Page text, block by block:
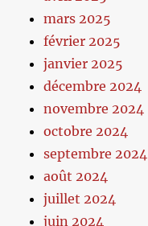
mars 2025
février 2025
janvier 2025
décembre 2024
novembre 2024
octobre 2024
septembre 2024
août 2024
juillet 2024
juin 2024